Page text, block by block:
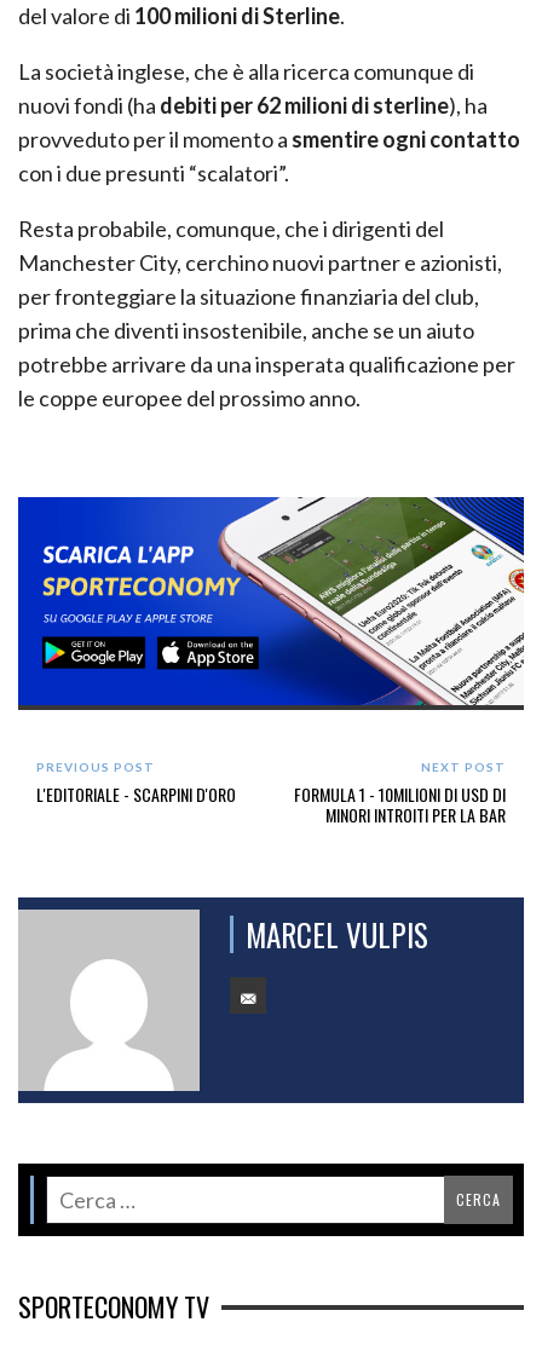
del valore di 100 milioni di Sterline.
La società inglese, che è alla ricerca comunque di
nuovi fondi (ha debiti per 62 milioni di sterline), ha
provveduto per il momento a smentire ogni contatto
con i due presunti “scalatori”.
Resta probabile, comunque, che i dirigenti del
Manchester City, cerchino nuovi partner e azionisti,
per fronteggiare la situazione finanziaria del club,
prima che diventi insostenibile, anche se un aiuto
potrebbe arrivare da una insperata qualificazione per
le coppe europee del prossimo anno.
PREVIOUS POST
L'EDITORIALE - SCARPINI D'ORO
NEXT POST
FORMULA 1 - 10MILIONI DI USD DI
MINORI INTROITI PER LA BAR
MARCEL VULPIS
SPORTECONOMY TV